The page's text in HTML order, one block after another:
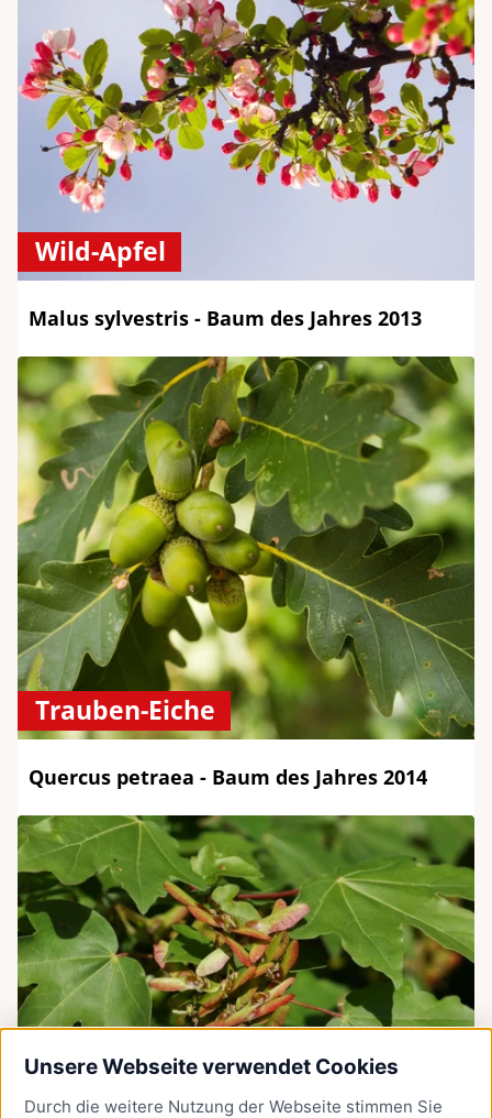
Unsere Webseite verwendet Cookies
Durch die weitere Nutzung der Webseite stimmen Sie
Wild-Apfel
Malus sylvestris - Baum des Jahres 2013
Trauben-Eiche
Quercus petraea - Baum des Jahres 2014